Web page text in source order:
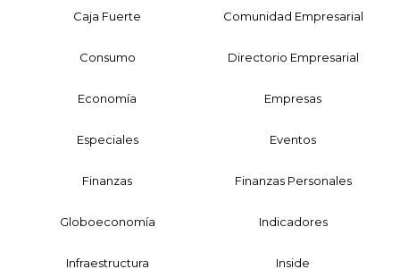
Caja Fuerte Comunidad Empresarial
Consumo Directorio Empresarial
Economía Empresas
Especiales Eventos
Finanzas Finanzas Personales
Globoeconomía Indicadores
Infraestructura Inside